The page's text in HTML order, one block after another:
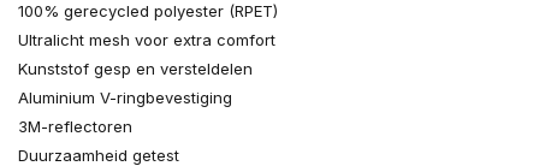
100% gerecycled polyester (RPET)
Ultralicht mesh voor extra comfort
Kunststof gesp en versteldelen
Aluminium V-ringbevestiging
3M-reflectoren
Duurzaamheid getest